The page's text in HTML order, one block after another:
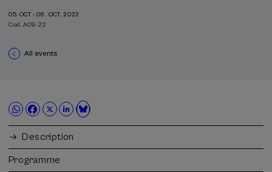
05.OCT - 06. OCT, 2022
Cod. A09-22
All events
Description
Programme